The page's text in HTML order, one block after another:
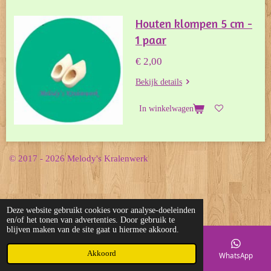
Deze website gebruikt cookies voor analyse-doeleinden
en/of het tonen van advertenties. Door gebruik te
blijven maken van de site gaat u hiermee akkoord.
Akkoord
Houten klompen 5 cm -
1 paar
€ 2,00
Bekijk details
In winkelwagen
© 2017 - 2026 Melody's Kralenwerk
Telefoonnummer WhatsApp